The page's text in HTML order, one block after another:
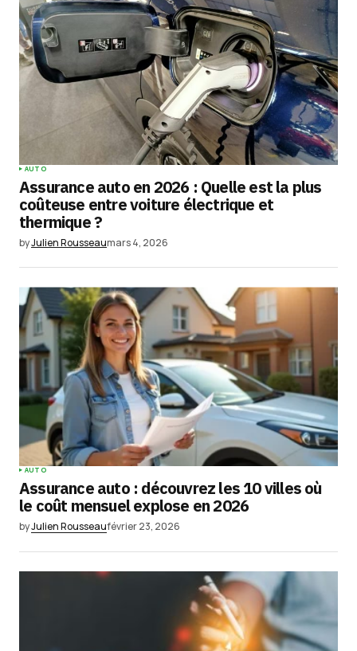
AUTO
Assurance auto en 2026 : Quelle est la plus
coûteuse entre voiture électrique et
thermique ?
byJulien Rousseaumars 4, 2026
AUTO
Assurance auto : découvrez les 10 villes où
le coût mensuel explose en 2026
byJulien Rousseaufévrier 23, 2026